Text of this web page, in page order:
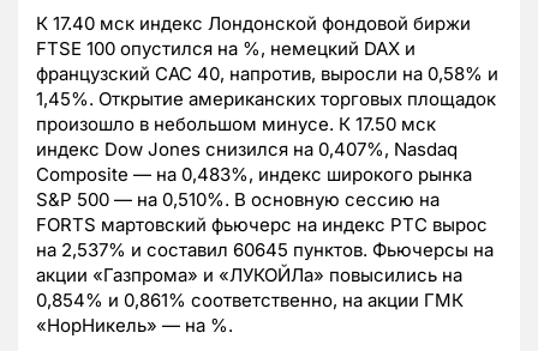
К 17.40 мск индекс Лондонской фондовой биржи
FTSE 100 опустился на %, немецкий DAX и
французский CAC 40, напротив, выросли на 0,58% и
1,45%. Открытие американских торговых площадок
произошло в небольшом минусе. К 17.50 мск
индекс Dow Jones снизился на 0,407%, Nasdaq
Composite — на 0,483%, индекс широкого рынка
S&P 500 — на 0,510%. В основную сессию на
FORTS мартовский фьючерс на индекс РТС вырос
на 2,537% и составил 60645 пунктов. Фьючерсы на
акции «Газпрома» и «ЛУКОЙЛа» повысились на
0,854% и 0,861% соответственно, на акции ГМК
«НорНикель» — на %.